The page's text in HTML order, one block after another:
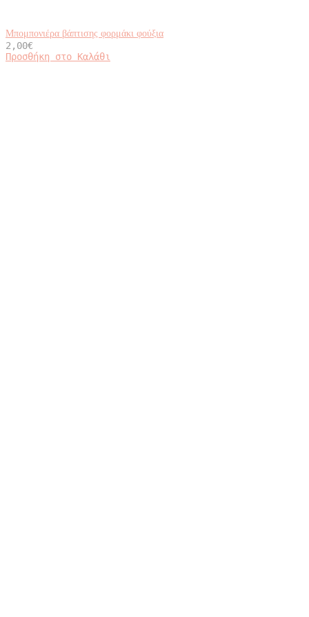
Μπομπονιέρα βάπτισης φορμάκι φούξια
2,00€
Προσθήκη στο Καλάθι